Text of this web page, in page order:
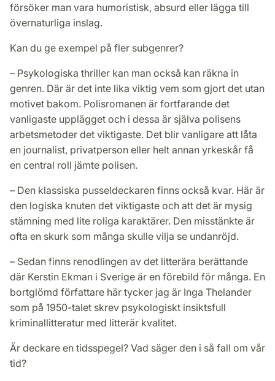
försöker man vara humoristisk, absurd eller lägga till
övernaturliga inslag.
Kan du ge exempel på fler subgenrer?
– Psykologiska thriller kan man också kan räkna in
genren. Där är det inte lika viktig vem som gjort det utan
motivet bakom. Polisromanen är fortfarande det
vanligaste upplägget och i dessa är själva polisens
arbetsmetoder det viktigaste. Det blir vanligare att låta
en journalist, privatperson eller helt annan yrkeskår få
en central roll jämte polisen.
– Den klassiska pusseldeckaren finns också kvar. Här är
den logiska knuten det viktigaste och att det är mysig
stämning med lite roliga karaktärer. Den misstänkte är
ofta en skurk som många skulle vilja se undanröjd.
– Sedan finns renodlingen av det litterära berättande
där Kerstin Ekman i Sverige är en förebild för många. En
bortglömd författare här tycker jag är Inga Thelander
som på 1950-talet skrev psykologiskt insiktsfull
kriminallitteratur med litterär kvalitet.
Är deckare en tidsspegel? Vad säger den i så fall om vår
tid?